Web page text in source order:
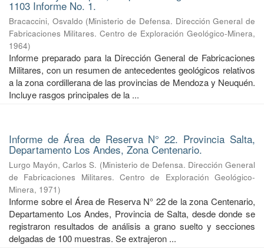
1103 Informe No. 1.
Bracaccini, Osvaldo (Ministerio de Defensa. Dirección General de
Fabricaciones Militares. Centro de Exploración Geológico-Minera,
1964)
Informe preparado para la Dirección General de Fabricaciones
Militares, con un resumen de antecedentes geológicos relativos
a la zona cordillerana de las provincias de Mendoza y Neuquén.
Incluye rasgos principales de la ...
Informe de Área de Reserva N° 22. Provincia Salta,
Departamento Los Andes, Zona Centenario.
Lurgo Mayón, Carlos S. (Ministerio de Defensa. Dirección General
de Fabricaciones Militares. Centro de Exploración Geológico-
Minera, 1971)
Informe sobre el Área de Reserva N° 22 de la zona Centenario,
Departamento Los Andes, Provincia de Salta, desde donde se
registraron resultados de análisis a grano suelto y secciones
delgadas de 100 muestras. Se extrajeron ...